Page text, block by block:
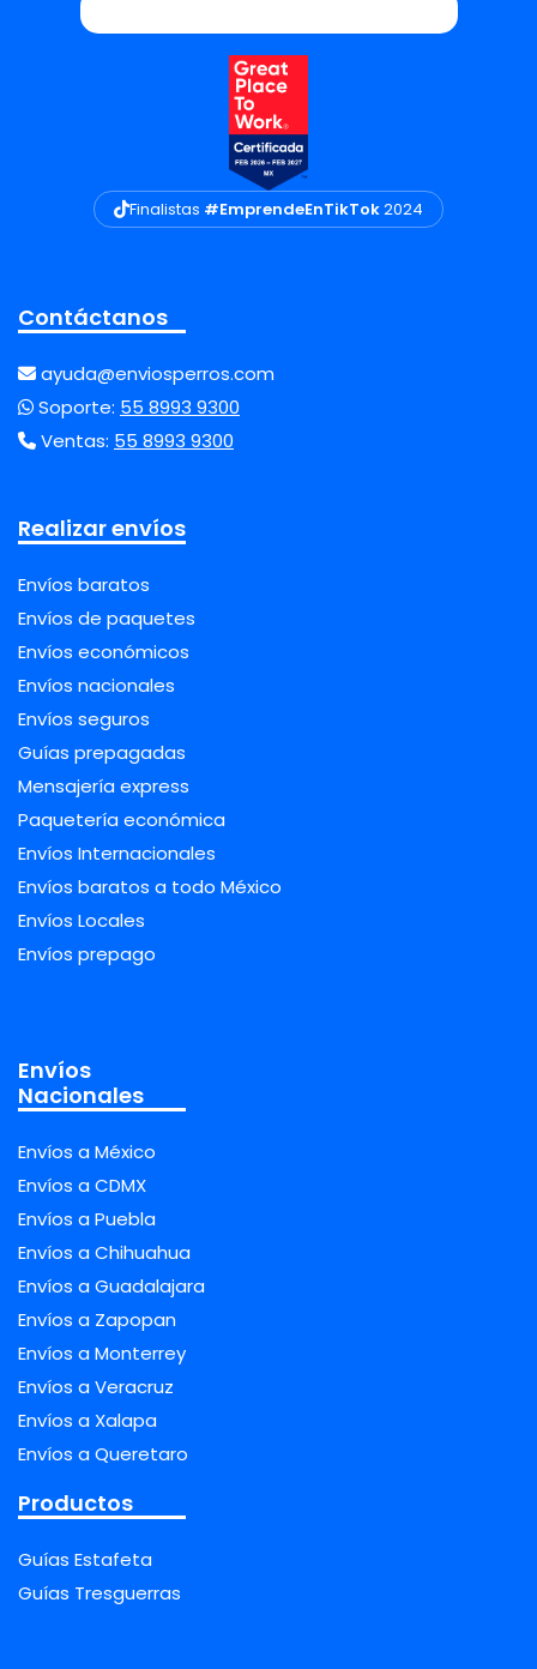
Finalistas #EmprendeEnTikTok2024
Contáctanos
ayuda@enviosperros.com
Soporte: 55 8993 9300
Ventas: 55 8993 9300
Realizar envíos
Envíos baratos
Envíos de paquetes
Envíos económicos
Envíos nacionales
Envíos seguros
Guías prepagadas
Mensajería express
Paquetería económica
Envíos Internacionales
Envíos baratos a todo México
Envíos Locales
Envíos prepago
Envíos
Nacionales
Envíos a México
Envíos a CDMX
Envíos a Puebla
Envíos a Chihuahua
Envíos a Guadalajara
Envíos a Zapopan
Envíos a Monterrey
Envíos a Veracruz
Envíos a Xalapa
Envíos a Queretaro
Productos
Guías Estafeta
Guías Tresguerras